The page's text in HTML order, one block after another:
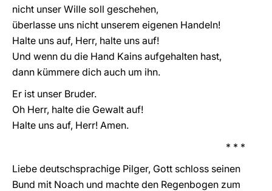
nicht unser Wille soll geschehen,
überlasse uns nicht unserem eigenen Handeln!
Halte uns auf, Herr, halte uns auf!
Und wenn du die Hand Kains aufgehalten hast,
dann kümmere dich auch um ihn.
Er ist unser Bruder.
Oh Herr, halte die Gewalt auf!
Halte uns auf, Herr! Amen.
* * *
Liebe deutschsprachige Pilger, Gott schloss seinen
Bund mit Noach und machte den Regenbogen zum